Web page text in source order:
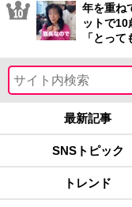
年を重ね
ットで10
「とって
最新記事
SNSトピック
トレンド